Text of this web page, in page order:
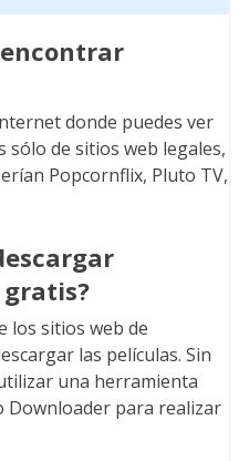
encontrar
donde puedes ver
sólo de sitios web legales,
Popcornflix, Pluto TV,
los sitios web de
las películas. Sin
una herramienta
Downloader para realizar